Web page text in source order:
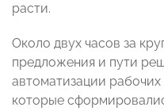
расти.
Около двух часов за
предложения и пути
автоматизации
которые